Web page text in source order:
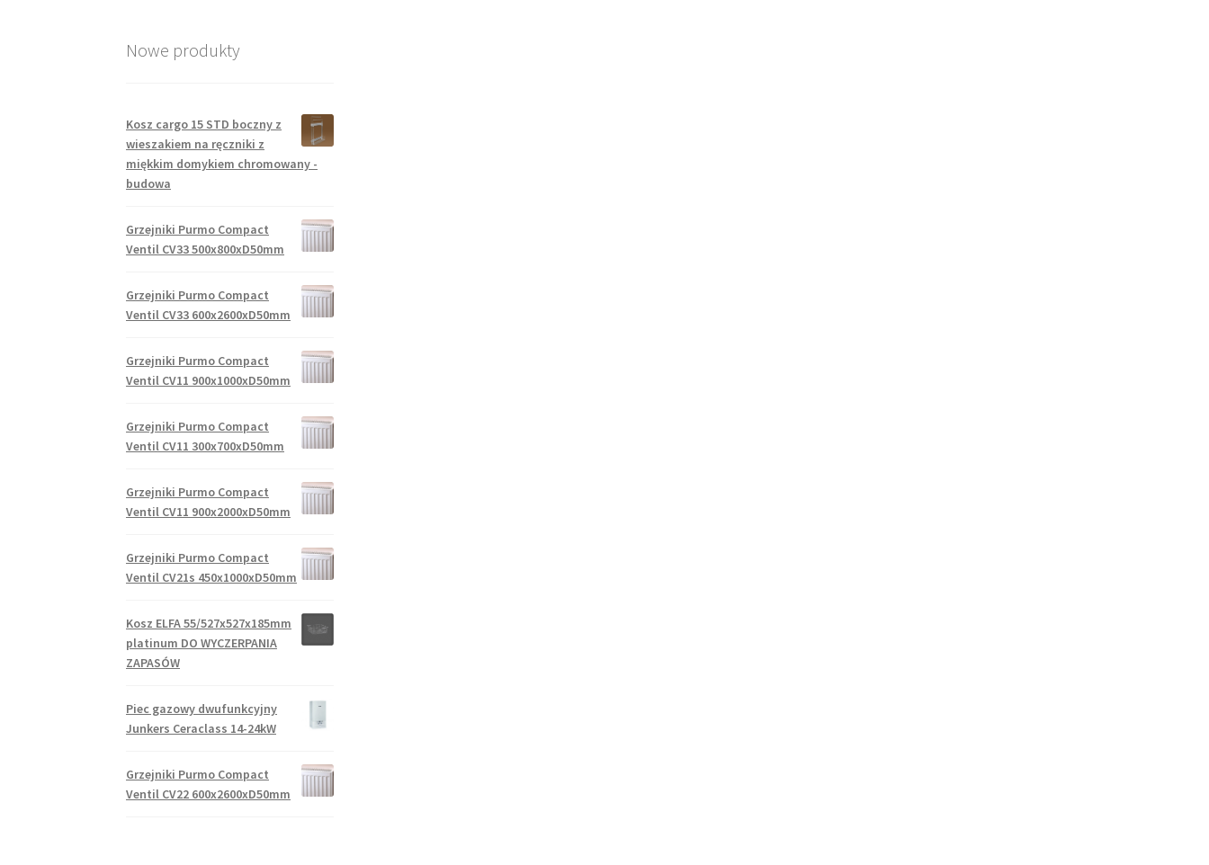
Nowe produkty
Kosz cargo 15 STD boczny z
wieszakiem na ręczniki z
miękkim domykiem chromowany -
budowa
Grzejniki Purmo Compact
Ventil CV33 500x800xD50mm
Grzejniki Purmo Compact
Ventil CV33 600x2600xD50mm
Grzejniki Purmo Compact
Ventil CV11 900x1000xD50mm
Grzejniki Purmo Compact
Ventil CV11 300x700xD50mm
Grzejniki Purmo Compact
Ventil CV11 900x2000xD50mm
Grzejniki Purmo Compact
Ventil CV21s 450x1000xD50mm
Kosz ELFA 55/527x527x185mm
platinum DO WYCZERPANIA
ZAPASÓW
Piec gazowy dwufunkcyjny
Junkers Ceraclass 14-24kW
Grzejniki Purmo Compact
Ventil CV22 600x2600xD50mm